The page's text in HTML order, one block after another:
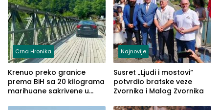
Crna Hronika
Krenuo preko granice
prema BiH sa 20 kilograma
marihuane sakrivene u
Najnovije
Susret „Ljudi i mostovi“
potvrdio bratske veze
Zvornika i Malog Zvornika